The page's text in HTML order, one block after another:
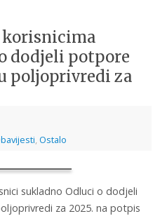
korisnicima
dodjeli potpore
poljoprivredi za
, Ostalo
sukladno Odluci o dodjeli
za 2025. na potpis